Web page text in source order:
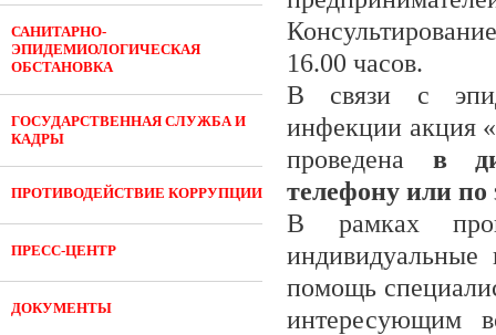
САНИТАРНО-
ЭПИДЕМИОЛОГИЧЕСКАЯ
ОБСТАНОВКА
ГОСУДАРСТВЕННАЯ СЛУЖБА И
КАДРЫ
ПРОТИВОДЕЙСТВИЕ КОРРУПЦИИ
ПРЕСС-ЦЕНТР
ДОКУМЕНТЫ
16.00 часов.
В связи с
инфекции акция
проведена в
телефону или по
В рамках
индивидуальные
помощь
интересующим